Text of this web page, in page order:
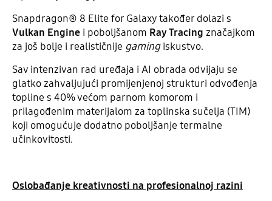
Snapdragon® 8 Elite for Galaxy također dolazi s
Vulkan Enginei poboljšanom Ray Tracing značajkom
za još bolje i realističnije gamingiskustvo.
Sav intenzivan rad uređaja i AI obrada odvijaju se
glatko zahvaljujući promijenjenoj strukturi odvođenja
topline s 40% većom parnom komorom i
prilagođenim materijalom za toplinska sučelja (TIM)
koji omogućuje dodatno poboljšanje termalne
učinkovitosti.
Oslobađanje kreativnosti na profesionalnoj razini